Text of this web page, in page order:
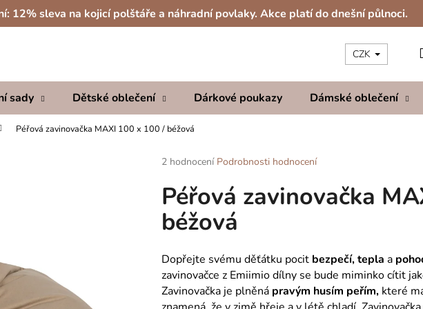
12% sleva na kojicí polštáře a náhradní povlaky. Akce platí do dnešní půlnoci.
sady Dětské oblečení Dárkové poukazy Dámské oblečení
CZK
Péřová zavinovačka MAXI 100 x 100 / béžová
Průměrné
produktu
je
5,0
z
hvězdiček.
2 hodnocení Podrobnosti hodnocení
Péřová zavinovačka
béžová
Dopřejte svému děťátku pocit bezpečí, tepla a
zavinovačce z Emiimio dílny se bude miminko cítit
Zavinovačka je plněná pravým husím peřím, které
Co potřebujete najít?
HLEDAT